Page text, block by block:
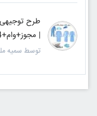
طرح توجیهی
| مجوز+وام+Word 1404
توسط سمیه